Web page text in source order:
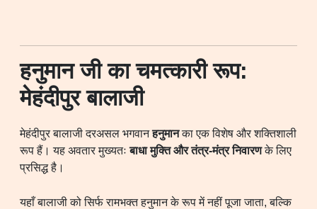
हनुमान जी का चमत्कारी रूप:
मेहंदीपुर बालाजी
मेहंदीपुर बालाजी दरअसल भगवानहनुमानका एक विशेष और शक्तिशाली
रूप हैं। यह अवतार मुख्यतःबाधा मुक्ति और तंत्र-मंत्र निवारणके लिए
प्रसिद्ध है।
यहाँ बालाजी को सिर्फ रामभक्त हनुमान के रूप में नहीं पूजा जाता, बल्कि